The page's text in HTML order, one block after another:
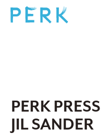
PERK PRESS
JIL SANDER